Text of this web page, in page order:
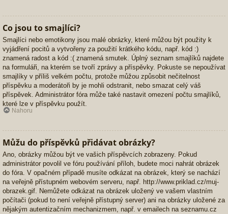
Co jsou to smajlíci?
Smajlíci nebo emotikony jsou malé obrázky, které můžou být použity k
vyjádření pocitů a vytvořeny za použití krátkého kódu, např. kód :)
znamená radost a kód :( znamená smutek. Úplný seznam smajlíků najdete
na formuláři, na kterém se tvoří zprávy a příspěvky. Pokuste se nepoužívat
smajlíky v příliš velkém počtu, protože můžou způsobit nečitelnost
příspěvku a moderátoři by je mohli odstranit, nebo smazat celý váš
příspěvek. Administrátor fóra může také nastavit omezení počtu smajlíků,
které lze v příspěvku použít.
Nahoru
Můžu do příspěvků přidávat obrázky?
Ano, obrázky můžou být ve vašich příspěvcích zobrazeny. Pokud
administrátor povolil ve fóru používání příloh, budete moci nahrát obrázek
do fóra. V opačném případě musíte odkázat na obrázek, který se nachází
na veřejně přístupném webovém serveru, např. http://www.priklad.cz/muj-
obrazek.gif. Nemůžete odkázat na obrázek uložený ve vašem vlastním
počítači (pokud to není veřejně přístupný server) ani na obrázky uložené za
nějakým autentizačním mechanizmem, např. v emailech na seznamu.cz